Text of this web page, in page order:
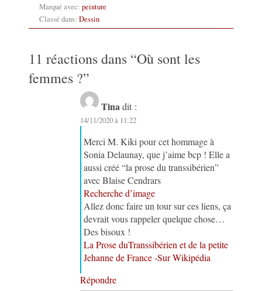
Marqué avec: peinture
Classé dans: Dessin
11 réactions dans “Où sont les
femmes ?”
Tina dit :
14/11/2020 à 11:22
Merci M. Kiki pour cet hommage à
Sonia Delaunay, que j’aime bcp ! Elle a
aussi créé “la prose du transsibérien”
avec Blaise Cendrars
Recherche d’image
Allez donc faire un tour sur ces liens, ça
devrait vous rappeler quelque chose…
Des bisoux !
La Prose duTranssibérien et de la petite
Jehanne de France -Sur Wikipédia
Répondre